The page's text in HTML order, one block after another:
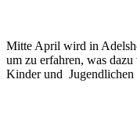
Mitte April wird in
um zu erfahren, was
Kinder und Jugendlichen